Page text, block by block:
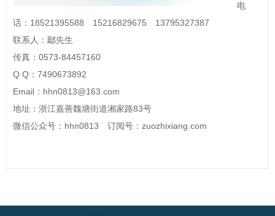
电
话：18521395588 15216829675 13795327387
联系人：鄢先生
传真：0573-84457160
Q Q：7490673892
Email：hhn0813@163.com
地址：浙江嘉善魏塘街道湘家路83号
微信公众号：hhn0813 订阅号：zuozhixiang.com